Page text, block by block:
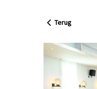
Terug